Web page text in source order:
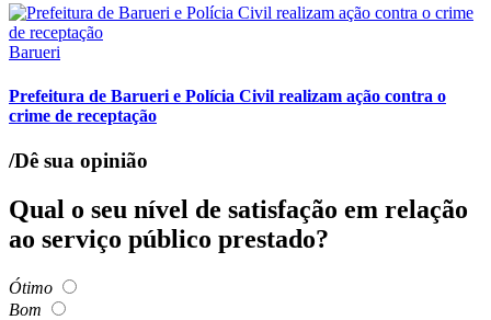
Barueri
Prefeitura de Barueri e Polícia Civil realizam ação contra o
crime de receptação
/Dê sua opinião
Qual o seu nível de satisfação em relação
ao serviço público prestado?
Ótimo
Bom